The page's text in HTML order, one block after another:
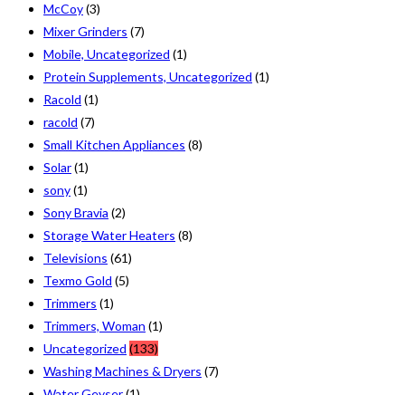
McCoy(3)
Mixer Grinders (7)
Mobile, Uncategorized (1)
Protein Supplements, Uncategorized (1)
Racold (1)
racold (7)
Small Kitchen Appliances (8)
Solar(1)
sony(1)
Sony Bravia (2)
Storage Water Heaters (8)
Televisions (61)
Texmo Gold (5)
Trimmers (1)
Trimmers, Woman (1)
Uncategorized (133)
Washing Machines & Dryers (7)